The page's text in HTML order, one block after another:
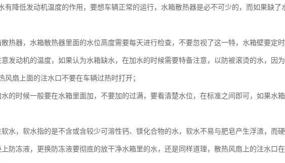
有降低发动机温度的作用，要想车辆正常的运行，水箱散热器是必不可少的，而如果缺
热器，水箱散热器里面的水位高度需要每天进行检查，不要忽视了这一特，水箱壁要定
发动机的温度，如果认为水箱缺水，在加水的时候需要特备注意，以防被滚烫的水，因
风扇上面的注水口不要在车辆过热时打开；
的时候一般要在水箱里面加，不要加的过满，要看清楚水位，在标准之间即可，如果水
水，软水指的是不含或含较少可溶性钙、镁化合物的水，软水不易与肥皂产生浮渣，而硬
防冻液，更换防冻液要彻底的放干净水箱里的水，还是同样道理，散热风扇上的注水口在